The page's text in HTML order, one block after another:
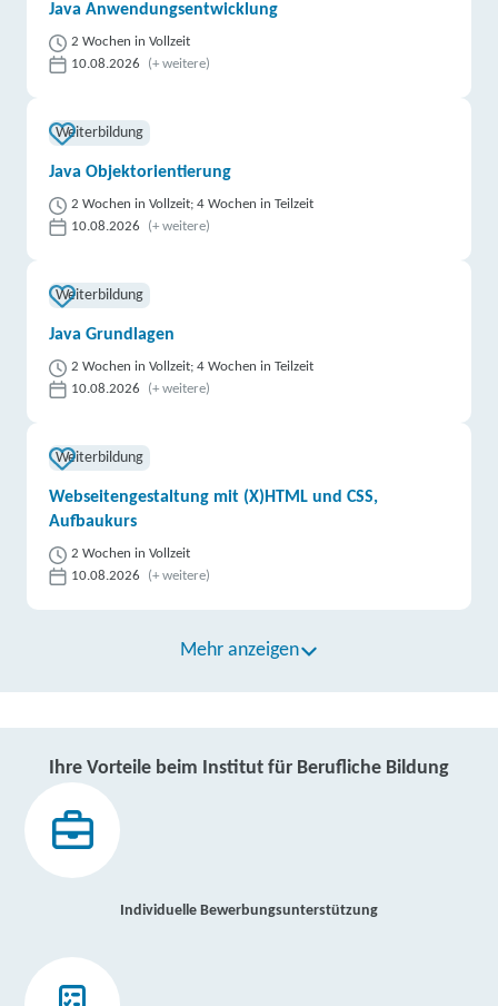
Java Anwendungsentwicklung
2 Wochen in Vollzeit
10.08.2026
(+ weitere)
Weiterbildung
Java Objektorientierung
2 Wochen in Vollzeit; 4 Wochen in Teilzeit
10.08.2026
(+ weitere)
Weiterbildung
Java Grundlagen
2 Wochen in Vollzeit; 4 Wochen in Teilzeit
10.08.2026
(+ weitere)
Weiterbildung
Webseitengestaltung mit (X)HTML und CSS,
Aufbaukurs
2 Wochen in Vollzeit
10.08.2026
(+ weitere)
Mehr anzeigen
Ihre Vorteile beim Institut für Berufliche Bildung
Individuelle Bewerbungsunterstützung